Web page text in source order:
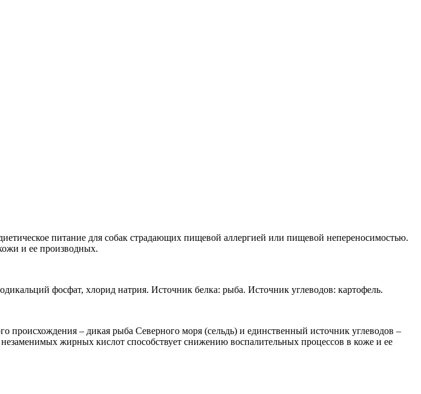
питание для собак страдающих пищевой аллергией или пищевой непереносимостью.
и ее производных.
фосфат, хлорид натрия. Источник белка: рыба. Источник углеводов: картофель.
– дикая рыба Северного моря (сельдь) и единственный источник углеводов –
жирных кислот способствует снижению воспалительных процессов в коже и ее